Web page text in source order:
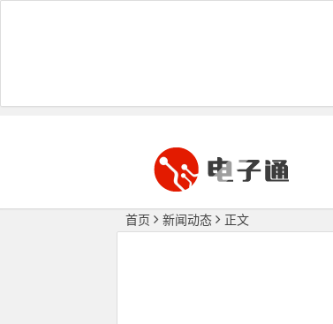
首页 新闻动态 正文